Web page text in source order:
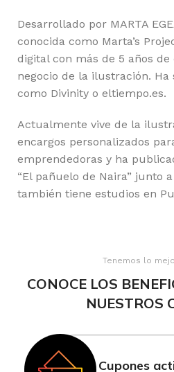
Desarrollado por MARTA
conocida como Marta’s
digital con más de 5 años
negocio de la ilustración. Ha
como Divinity o eltiempo.es.
Actualmente vive de la
encargos personalizados
emprendedoras y ha
“El pañuelo de Naira” junto
también tiene estudios en
Tenemos lo
CONOCE LOS
NUESTROS
Cupones